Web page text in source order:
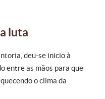
luta
deu-se inicio à
entre as mãos para que
o clima da